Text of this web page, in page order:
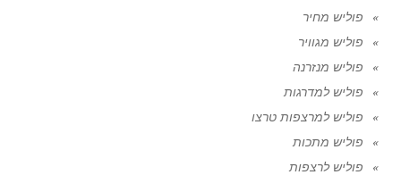
פוליש מחיר
פוליש מגוויר
פוליש מנזרנה
פוליש למדרגות
פוליש למרצפות טרצו
פוליש מתכות
פוליש לרצפות